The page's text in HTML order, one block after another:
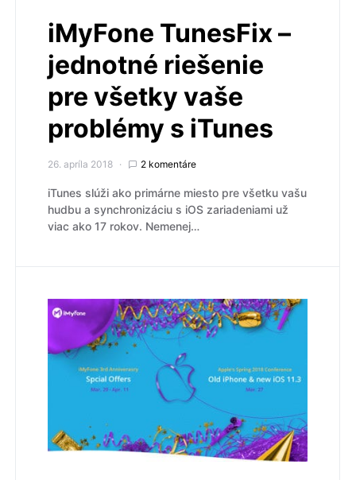
iMyFone TunesFix –
jednotné riešenie
pre všetky vaše
problémy s iTunes
26. apríla 2018 2 komentáre
iTunes slúži ako primárne miesto pre všetku vašu
hudbu a synchronizáciu s iOS zariadeniami už
viac ako 17 rokov. Nemenej…